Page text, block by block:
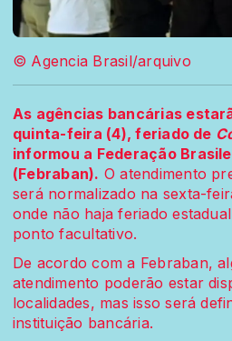
© Agencia Brasil/arquivo
As agências bancárias
quinta-feira (4), feriado de
informou a Federação
(Febraban). O atendimento
será normalizado na sexta-
onde não haja feriado
ponto facultativo.
De acordo com a Febraban,
atendimento poderão estar
localidades, mas isso será
instituição bancária.